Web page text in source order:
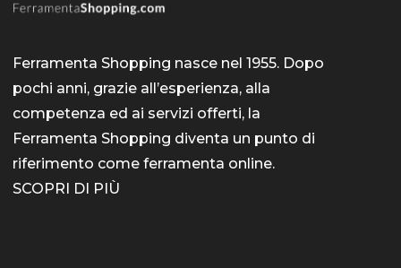
Ferramenta Shopping nasce nel 1955. Dopo
pochi anni, grazie all’esperienza, alla
competenza ed ai servizi offerti, la
Ferramenta Shopping diventa un punto di
riferimento come ferramenta online.
SCOPRI DI PIÙ